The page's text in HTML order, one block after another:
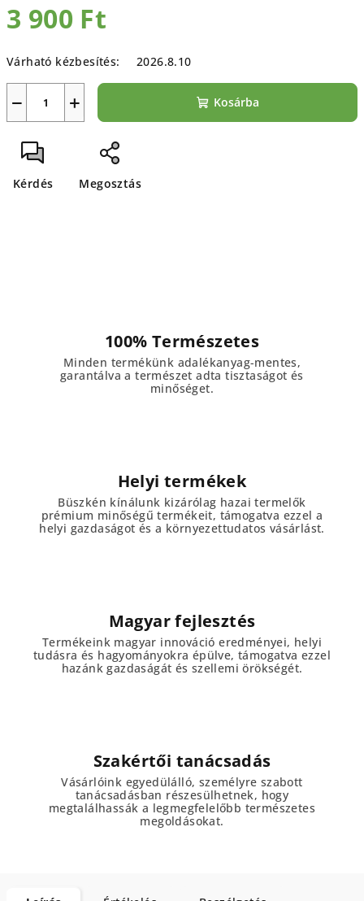
3 900 Ft
Várható kézbesítés:
2026.8.10
+
− Kosárba
Kérdés Megosztás
100% Természetes
Minden termékünk adalékanyag-mentes,
garantálva a természet adta tisztaságot és
minőséget.
Helyi termékek
Büszkén kínálunk kizárólag hazai termelők
prémium minőségű termékeit, támogatva ezzel a
helyi gazdaságot és a környezettudatos vásárlást.
Magyar fejlesztés
Termékeink magyar innováció eredményei, helyi
tudásra és hagyományokra épülve, támogatva ezzel
hazánk gazdaságát és szellemi örökségét.
Szakértői tanácsadás
Vásárlóink egyedülálló, személyre szabott
tanácsadásban részesülhetnek, hogy
megtalálhassák a legmegfelelőbb természetes
megoldásokat.